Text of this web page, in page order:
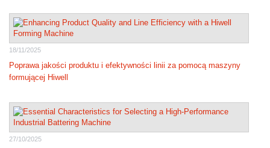
18/11/2025
Poprawa jakości produktu i efektywności linii za pomocą maszyny
formującej Hiwell
27/10/2025